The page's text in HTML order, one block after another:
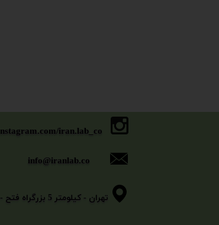
​​​​​​​تهران - کیلومتر 5 بزرگراه فتح - بلوار الغدیر- خیابان وثوقی - خیابان بیگلو - پلاک 11
info@iranlab.co
nstagram.com/iran.lab_co